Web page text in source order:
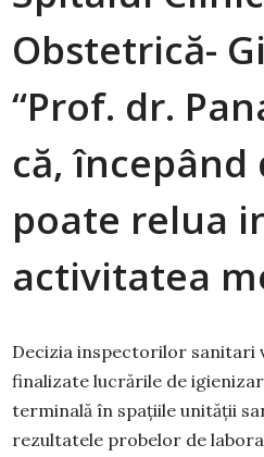
Obstetrică-
“Prof. dr.
că, începând
poate relua
activitatea
Decizia inspectorilor sanitari
finalizate lucrările de
terminală în spațiile unității
rezultatele probelor de